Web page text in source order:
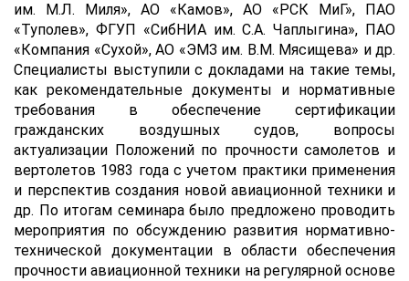
им. М.Л. Миля», АО «Камов», АО «РСК МиГ», ПАО
«Туполев», ФГУП «СибНИА им. С.А. Чаплыгина», ПАО
«Компания «Сухой», АО «ЭМЗ им. В.М. Мясищева» и др.
Специалисты выступили с докладами на такие темы,
как рекомендательные документы и нормативные
требования в обеспечение сертификации
гражданских воздушных судов, вопросы
актуализации Положений по прочности самолетов и
вертолетов 1983 года с учетом практики применения
и перспектив создания новой авиационной техники и
др. По итогам семинара было предложено проводить
мероприятия по обсуждению развития нормативно-
технической документации в области обеспечения
прочности авиационной техники на регулярной основе